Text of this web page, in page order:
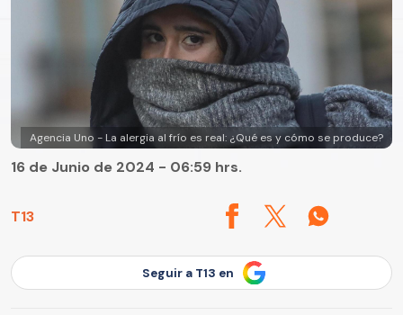
Agencia Uno - La alergia al frío es real: ¿Qué es y cómo se produce?
T13
16 de Junio de 2024 - 06:59 hrs.
Seguir a T13 en